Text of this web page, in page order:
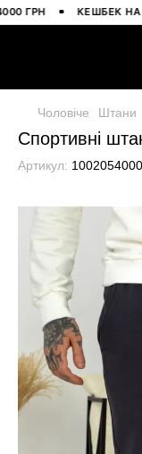
КЕШБЕК НА
Чоловіче Штани
Спортивні
Артикул: